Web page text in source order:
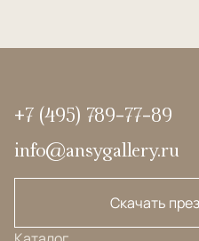
+7 (495) 789-77-89
info@ansygallery.ru
Скачать